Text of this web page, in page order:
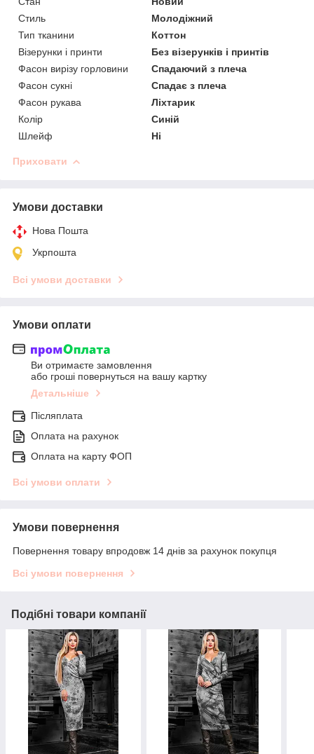
Стиль
Молодіжний
Тип тканини
Коттон
Візерунки і принти
Без візерунків і принтів
Фасон вирізу горловини
Спадаючий з плеча
Фасон сукні
Спадає з плеча
Фасон рукава
Ліхтарик
Колір
Синій
Шлейф
Ні
Приховати
Умови доставки
Нова Пошта
Укрпошта
Всі умови доставки
Умови оплати
Ви отримаєте замовлення
або гроші повернуться на вашу картку
Детальніше
Післяплата
Оплата на рахунок
Оплата на карту ФОП
Всі умови оплати
Умови повернення
Повернення товару впродовж 14 днів за рахунок покупця
Всі умови повернення
Подібні товари компанії